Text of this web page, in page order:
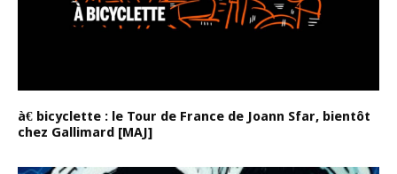
à€ bicyclette : le Tour de France de Joann Sfar, bientôt
chez Gallimard [MAJ]